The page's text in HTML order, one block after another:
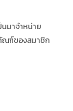
มาจำหน่าย
ณฑ์ของสมาชิก